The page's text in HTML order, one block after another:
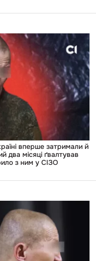
вперше затримали й
два місяці ґвалтував
з ним у СІЗО